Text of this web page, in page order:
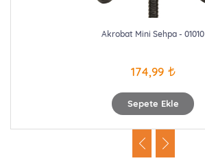
Sepete Ekle
Akrobat Mini Sehpa - 01010
174,99